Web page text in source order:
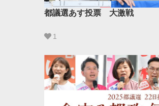
都議選あす投票 大激戦
1